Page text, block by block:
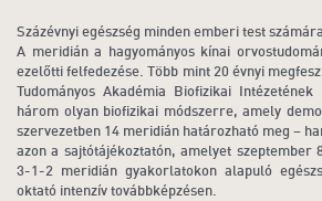
Százévnyi egészség minden emberi test számára
A meridián a hagyományos kínai
ezelőtti felfedezése. Több mint 20 évnyi
Tudományos Akadémia Biofizikai
három olyan biofizikai módszerre, amely
szervezetben 14 meridián határozható meg –
azon a sajtótájékoztatón, amelyet szeptember
3-1-2 meridián gyakorlatokon alapuló
oktató intenzív továbbképzésen.